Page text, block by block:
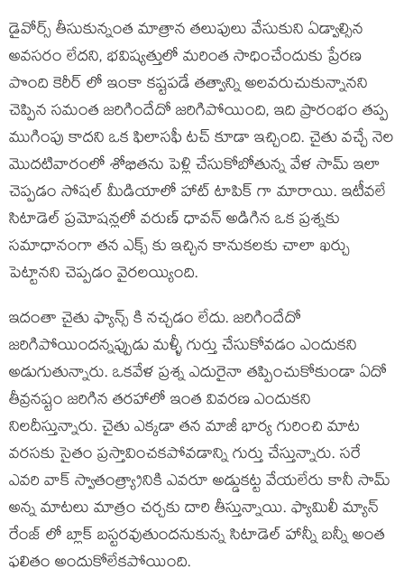
డైవోర్స్ తీసుకున్నంత మాత్రాన తలుపులు వేసుకుని ఏడ్వాల్సిన
అవసరం లేదని, భవిష్యత్తులో మరింత సాధించేందుకు ప్రేరణ
పొంది కెరీర్ లో ఇంకా కష్టపడే తత్వాన్ని అలవరుచుకున్నానని
చెప్పిన సమంత జరిగిందేదో జరిగిపోయింది, ఇది ప్రారంభం తప్ప
ముగింపు కాదని ఒక ఫిలాసఫీ టచ్ కూడా ఇచ్చింది. చైతు వచ్చే నెల
మొదటివారంలో శోభితను పెళ్లి చేసుకోబోతున్న వేళ సామ్ ఇలా
చెప్పడం సోషల్ మీడియాలో హాట్ టాపిక్ గా మారాయి. ఇటీవలే
సిటాడెల్ ప్రమోషన్లలో వరుణ్ ధావన్ అడిగిన ఒక ప్రశ్నకు
సమాధానంగా తన ఎక్స్ కు ఇచ్చిన కానుకలకు చాలా ఖర్చు
పెట్టానని చెప్పడం వైరలయ్యింది.
ఇదంతా చైతు ఫ్యాన్స్ కి నచ్చడం లేదు. జరిగిందేదో
జరిగిపోయిందన్నప్పుడు మళ్ళీ గుర్తు చేసుకోవడం ఎందుకని
అడుగుతున్నారు. ఒకవేళ ప్రశ్న ఎదురైనా తప్పించుకోకుండా ఏదో
తీవ్రనష్టం జరిగిన తరహాలో ఇంత వివరణ ఎందుకని
నిలదీస్తున్నారు. చైతు ఎక్కడా తన మాజీ భార్య గురించి మాట
వరసకు సైతం ప్రస్తావించకపోవడాన్ని గుర్తు చేస్తున్నారు. సరే
ఎవరి వాక్ స్వాతంత్య్రానికి ఎవరూ అడ్డుకట్ట వేయలేరు కానీ సామ్
అన్న మాటలు మాత్రం చర్చకు దారి తీస్తున్నాయి. ఫ్యామిలీ మ్యాన్
రేంజ్ లో బ్లాక్ బస్టరవుతుందనుకున్న సిటాడెల్ హాన్నీ బన్నీ అంత
ఫలితం అందుకోలేకపోయింది.